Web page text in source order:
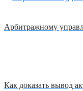
Арбитражному
Как доказать вывод